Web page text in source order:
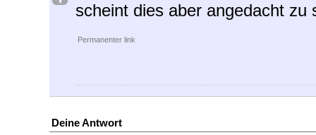
scheint dies aber angedacht zu
Permanenter link
Deine Antwort